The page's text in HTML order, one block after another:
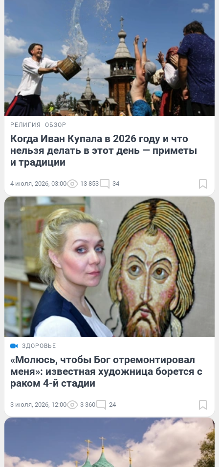
РЕЛИГИЯ ОБЗОР
Когда Иван Купала в 2026 году и что
нельзя делать в этот день — приметы
и традиции
4 июля, 2026, 03:00 13 853 34
ЗДОРОВЬЕ
«Молюсь, чтобы Бог отремонтировал
меня»: известная художница борется с
раком 4-й стадии
3 июля, 2026, 12:00 3 360 24